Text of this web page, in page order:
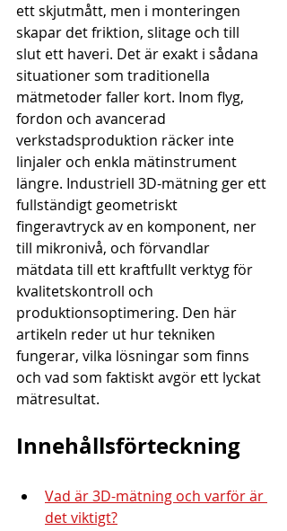
ett skjutmått, men i monteringen
skapar det friktion, slitage och till
slut ett haveri. Det är exakt i sådana
situationer som traditionella
mätmetoder faller kort. Inom flyg,
fordon och avancerad
verkstadsproduktion räcker inte
linjaler och enkla mätinstrument
längre. Industriell 3D-mätning ger ett
fullständigt geometriskt
fingeravtryck av en komponent, ner
till mikronivå, och förvandlar
mätdata till ett kraftfullt verktyg för
kvalitetskontroll och
produktionsoptimering. Den här
artikeln reder ut hur tekniken
fungerar, vilka lösningar som finns
och vad som faktiskt avgör ett lyckat
mätresultat.
Innehållsförteckning
Vad är 3D-mätning och varför är
det viktigt?